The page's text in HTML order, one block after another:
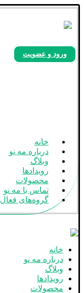
ورود و عضویت
خانه
درباره مه نو
وبلاگ
رویدادها
محصولات
تماس با مه نو
گروه‌های فعال
خانه
درباره مه نو
وبلاگ
رویدادها
محصولات